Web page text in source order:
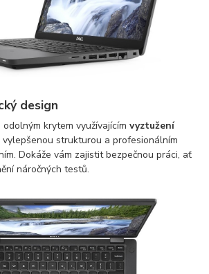
design
krytem využívajícímvyztužení
strukturou a profesionálním
Dokáže vám zajistit bezpečnou práci, ať
náročných testů.